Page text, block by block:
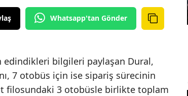
Whatsapp'tan Gönder
edindikleri bilgileri paylaşan Dural,
7 otobüs için ise sipariş sürecinin
filosundaki 3 otobüsle birlikte toplam